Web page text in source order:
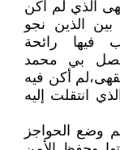
الذي لم أكن
الذين نجو
فيها رائحة
أتصل بي محمد
أكن فيه
انتقلت إليه
وضع الحواجز